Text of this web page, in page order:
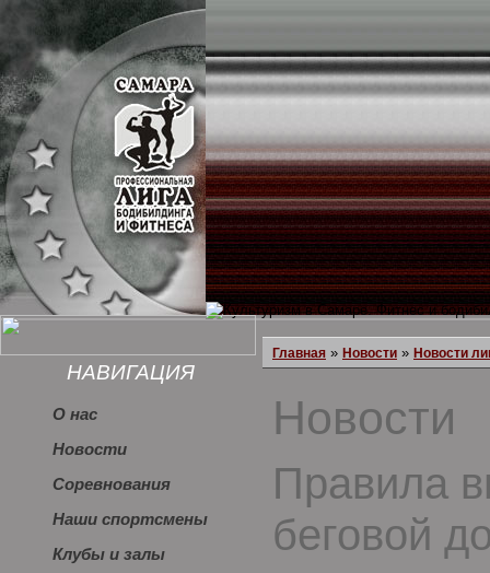
НАВИГАЦИЯ
О нас
Новости
Соревнования
Наши спортсмены
Клубы и залы
Главная » Новости » Новости
Новости
Правила
беговой